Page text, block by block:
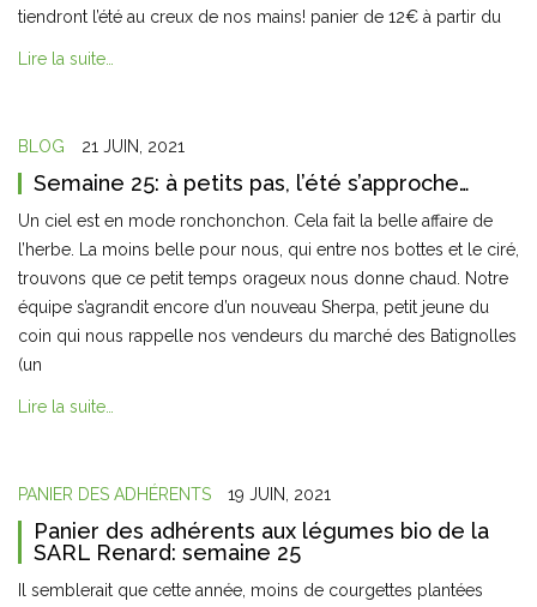
tiendront l’été au creux de nos mains! panier de 12€ à partir du
Lire la suite…
BLOG 21 JUIN, 2021
Semaine 25: à petits pas, l’été s’approche…
Un ciel est en mode ronchonchon. Cela fait la belle affaire de
l’herbe. La moins belle pour nous, qui entre nos bottes et le ciré,
trouvons que ce petit temps orageux nous donne chaud. Notre
équipe s’agrandit encore d’un nouveau Sherpa, petit jeune du
coin qui nous rappelle nos vendeurs du marché des Batignolles
(un
Lire la suite…
PANIER DES ADHÉRENTS 19 JUIN, 2021
Panier des adhérents aux légumes bio de la
SARL Renard: semaine 25
Il semblerait que cette année, moins de courgettes plantées